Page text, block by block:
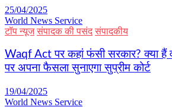
25/04/2025
World News Service
टॉप न्यूज संपादक की पसंद संपादकीय
Waqf Act पर कहां फंसी सरकार? क्या हैं
पर अपना फैसला सुनाएगा सुप्रीम कोर्ट
19/04/2025
World News Service